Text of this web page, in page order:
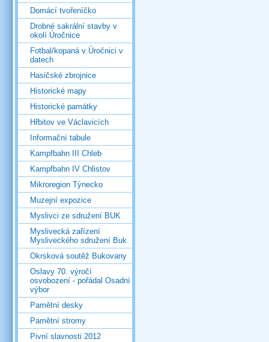
Domácí tvořeníčko
Drobné sakrální stavby v
okolí Úročnice
Fotbal/kopaná v Úročnici v
datech
Hasičské zbrojnice
Historické mapy
Historické památky
Hřbitov ve Václavicích
Informační tabule
Kampfbahn III Chleb
Kampfbahn IV Chlistov
Mikroregion Týnecko
Muzejní expozice
Myslivci ze sdružení BUK
Myslivecká zařízení
Mysliveckého sdružení Buk
Okrsková soutěž Bukovany
Oslavy 70. výročí
osvobození - pořádal Osadní
výbor
Pamětní desky
Pamětní stromy
Pivní slavnosti 2012